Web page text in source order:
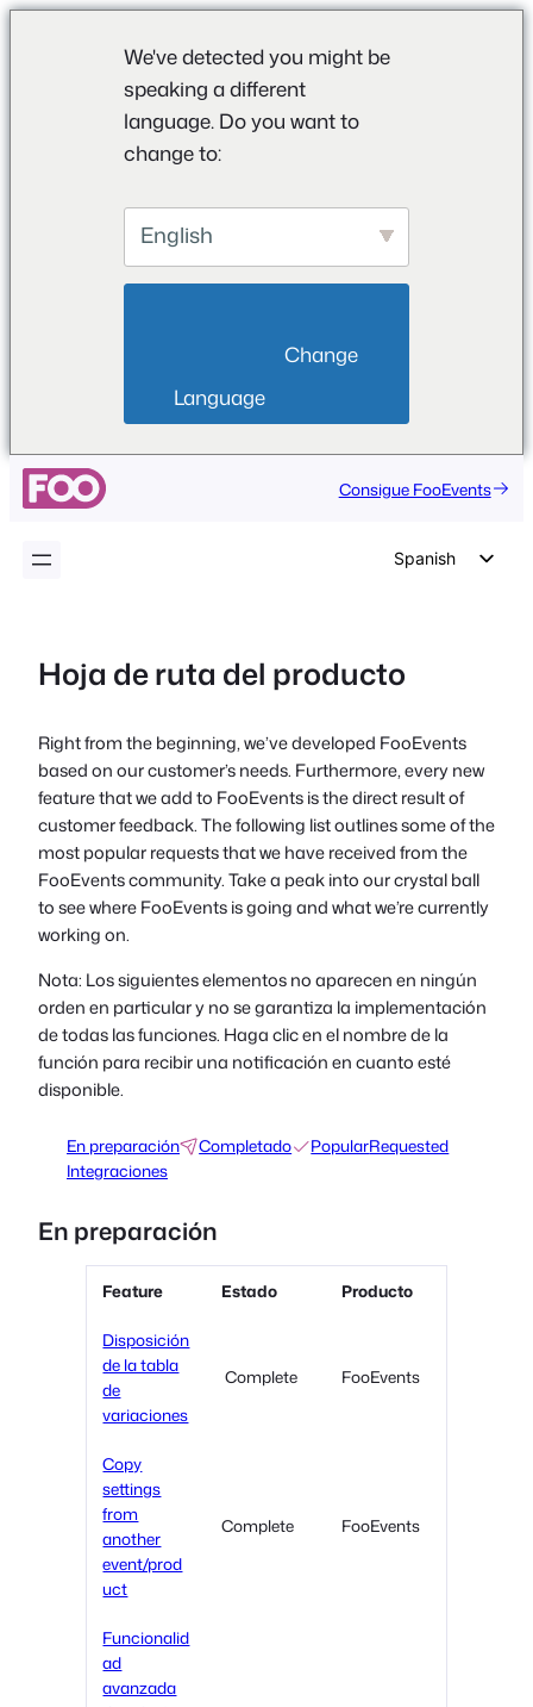
We've detected you might be
speaking a different
language. Do you want to
change to:
English
Language
Consigue FooEvents
Spanish
Dutch
Portuguese
French
Polish
Czech
Greek
Hoja de ruta del producto
Right from the beginning, we’ve developed FooEvents
based on our customer’s needs. Furthermore, every new
feature that we add to FooEvents is the direct result of
customer feedback. The following list outlines some of the
most popular requests that we have received from the
FooEvents community. Take a peak into our crystal ball
to see where FooEvents is going and what we’re currently
working on.
Nota: Los siguientes elementos no aparecen en ningún
orden en particular y no se garantiza la implementación
de todas las funciones. Haga clic en el nombre de la
función para recibir una notificación en cuanto esté
disponible.
En preparación Completado PopularRequested
Integraciones
En preparación
Feature Estado Producto
Disposición
de la tabla
de
variaciones
Complete FooEvents
Copy
settings
from
another
event/prod
uct
Complete FooEvents
Funcionalid
ad
avanzada